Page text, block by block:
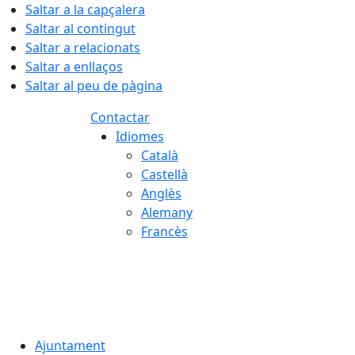
Saltar a la capçalera
Saltar al contingut
Saltar a relacionats
Saltar a enllaços
Saltar al peu de pàgina
Contactar
Idiomes
Català
Castellà
Anglès
Alemany
Francès
Ajuntament